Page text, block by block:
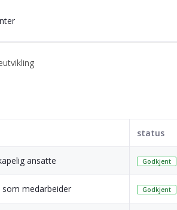
status
ansatte Godkjent
medarbeider Godkjent